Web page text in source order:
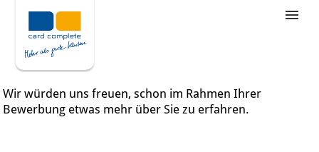
Stellenangebote
Unternehmensziele
Was wir bieten
Wir würden uns freuen, schon im Rahmen Ihrer
Bewerbung etwas mehr über Sie zu erfahren.